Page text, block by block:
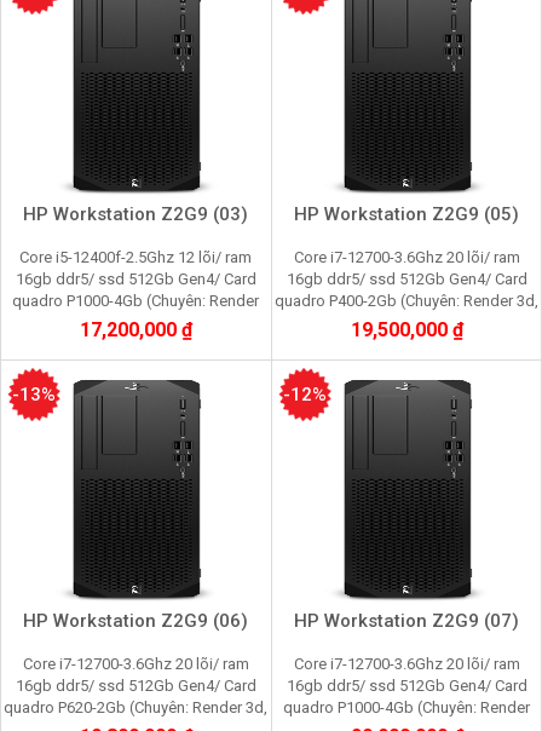
HP Workstation Z2G9 (03)
Core i5-12400f-2.5Ghz 12 lõi/ ram
16gb ddr5/ ssd 512Gb Gen4/ Card
quadro P1000-4Gb (Chuyên: Render
3d, film 2K, cầy Pi node, youtube,
facebook)
17,200,000 ₫
HP Workstation Z2G9 (05)
Core i7-12700-3.6Ghz 20 lõi/ ram
16gb ddr5/ ssd 512Gb Gen4/ Card
quadro P400-2Gb (Chuyên: Render 3d,
film 2K, cầy Pi node, youtube,
facebook)
19,500,000 ₫
HP Workstation Z2G9 (06)
Core i7-12700-3.6Ghz 20 lõi/ ram
16gb ddr5/ ssd 512Gb Gen4/ Card
quadro P620-2Gb (Chuyên: Render 3d,
-13%
HP Workstation Z2G9 (07)
Core i7-12700-3.6Ghz 20 lõi/ ram
16gb ddr5/ ssd 512Gb Gen4/ Card
quadro P1000-4Gb (Chuyên: Render
-12%